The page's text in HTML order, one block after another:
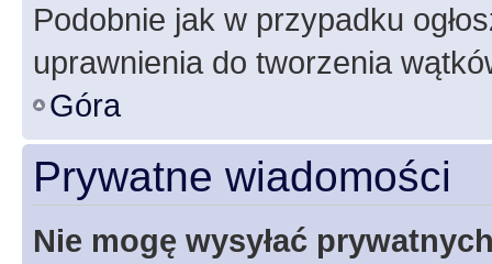
Podobnie jak w przypadku
uprawnienia do tworzenia
Góra
Prywatne wiadomości
Nie mogę wysyłać